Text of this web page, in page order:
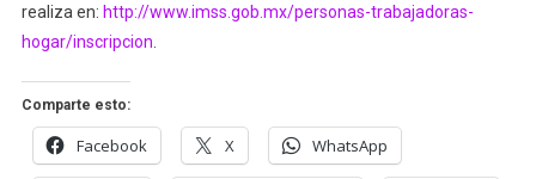
realiza en: http://www.imss.gob.mx/personas-trabajadoras-
hogar/inscripcion
Comparte esto:
Facebook X WhatsApp